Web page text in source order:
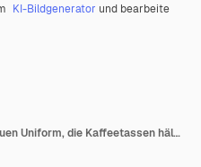
KI-Bildgenerator und bearbeite
Männlicher Kurier in der blauen Uniform, die Kaffeetassen hält, die lächelnd auf rosa, Arbeiteruniform-Dienstlieferung aufwerfen